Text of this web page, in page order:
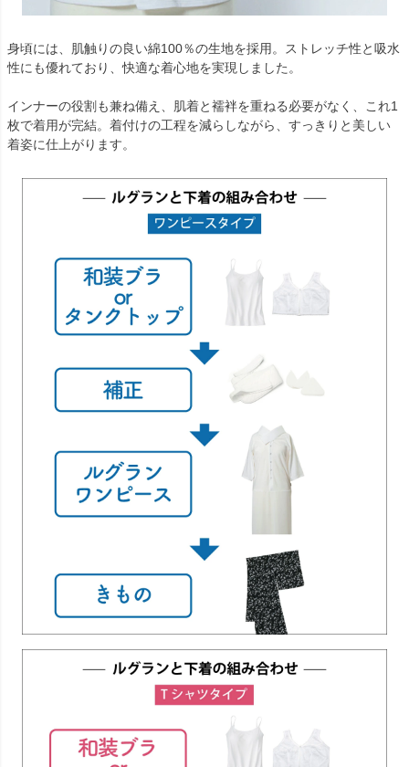
身頃には、肌触りの良い綿100％の生地を採用。ストレッチ性と吸水
性にも優れており、快適な着心地を実現しました。
インナーの役割も兼ね備え、肌着と襦袢を重ねる必要がなく、これ1
枚で着用が完結。着付けの工程を減らしながら、すっきりと美しい
着姿に仕上がります。